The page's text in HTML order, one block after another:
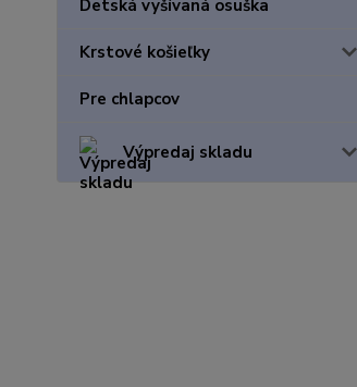
Detská vyšívaná osuška
Krstové košieľky
Pre chlapcov
Výpredaj skladu